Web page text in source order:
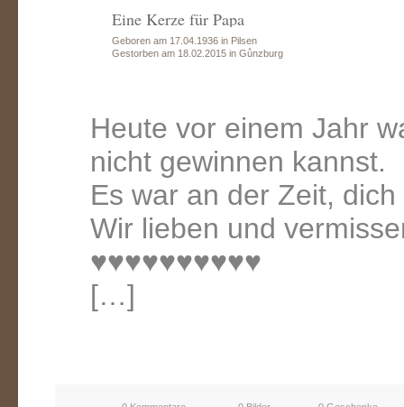
Eine Kerze für Papa
Geboren am 17.04.1936 in Pilsen
Gestorben am 18.02.2015 in Gůnzburg
Heute vor einem Jahr
nicht gewinnen kannst.
Es war an der Zeit,
Wir lieben und
♥♥♥♥♥♥♥♥♥♥
[…]